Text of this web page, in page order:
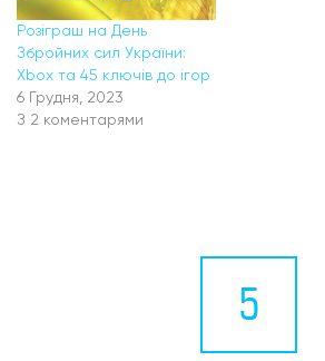
Розіграш на День
Збройних сил України:
Xbox та 45 ключів до ігор
6 Грудня, 2023
З 2 коментарями
5